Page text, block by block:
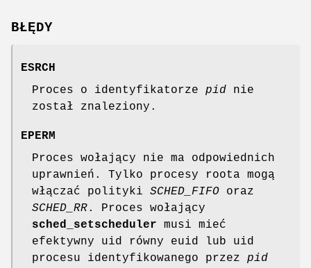
BŁĘDY
ESRCH
Proces o identyfikatorze pid nie
został znaleziony.
EPERM
Proces wołający nie ma odpowiednich
uprawnień. Tylko procesy roota mogą
włączać polityki SCHED_FIFO oraz
SCHED_RR. Proces wołający
sched_setscheduler musi mieć
efektywny uid równy euid lub uid
procesu identyfikowanego przez pid